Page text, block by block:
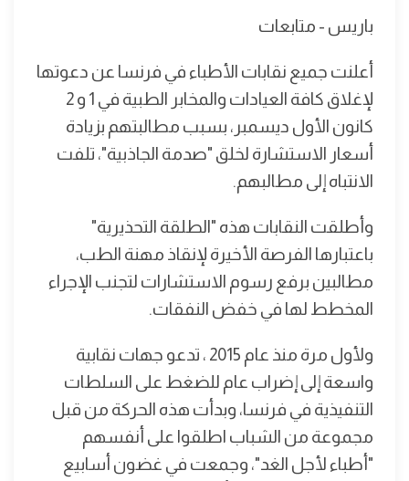
باريس - متابعات
أعلنت جميع نقابات الأطباء في فرنسا عن دعوتها
لإغلاق كافة العيادات والمخابر الطبية في 1 و 2
كانون الأول ديسمبر، بسبب مطالبتهم بزيادة
أسعار الاستشارة لخلق "صدمة الجاذبية"، تلفت
الانتباه إلى مطالبهم.
وأطلقت النقابات هذه "الطلقة التحذيرية"
باعتبارها الفرصة الأخيرة لإنقاذ مهنة الطب،
مطالبين برفع رسوم الاستشارات لتجنب الإجراء
المخطط لها في خفض النفقات.
ولأول مرة منذ عام 2015 ، تدعو جهات نقابية
واسعة إلى إضراب عام للضغط على السلطات
التنفيذية في فرنسا، وبدأت هذه الحركة من قبل
مجموعة من الشباب اطلقوا على أنفسهم
"أطباء لأجل الغد"، وجمعت في غضون أسابيع